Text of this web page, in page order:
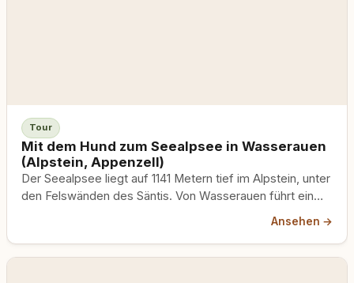
Tour
Mit dem Hund zum Seealpsee in Wasserauen
(Alpstein, Appenzell)
Der Seealpsee liegt auf 1141 Metern tief im Alpstein, unter
den Felswänden des Säntis. Von Wasserauen führt ein
grosser Wirkung, auch für deinen Hund.
Ansehen →